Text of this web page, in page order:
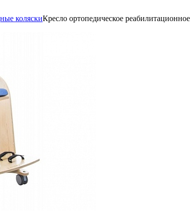
коляскиКресло ортопедическое